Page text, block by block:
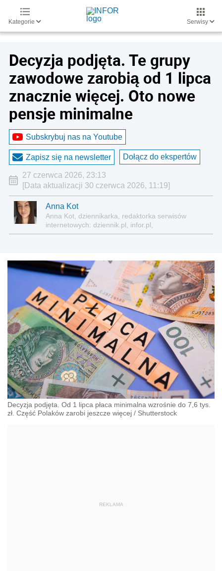
Kategorie Serwisy
Decyzja podjęta. Te grupy
zawodowe zarobią od 1 lipca
znacznie więcej. Oto nowe
pensje minimalne
Subskrybuj nas na Youtube
Zapisz się na newsletter Dołącz do ekspertów
27 czerwca 2026, 23:13
[Data aktualizacji 30 czerwca 2026, 11:19]
Anna Kot
Anna Kot, dziennikarka, redaktorka serwisów
internetowych: dziennik.pl, infor.pl,
gazetaprawna.pl, forsal.pl
Decyzja podjęta. Od 1 lipca płaca minimalna wzrośnie do 7,6 tys.
zł. Część Polaków zarobi jeszcze więcej / Shutterstock